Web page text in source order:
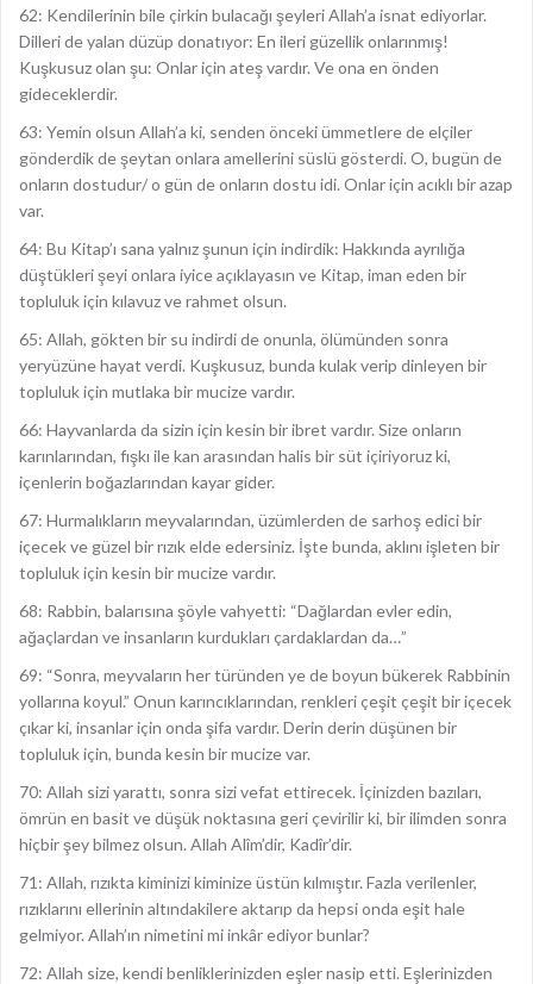
62: Kendilerinin bile çirkin bulacağı şeyleri Allah’a isnat ediyorlar.
Dilleri de yalan düzüp donatıyor: En ileri güzellik onlarınmış!
Kuşkusuz olan şu: Onlar için ateş vardır. Ve ona en önden
gideceklerdir.
63: Yemin olsun Allah’a ki, senden önceki ümmetlere de elçiler
gönderdik de şeytan onlara amellerini süslü gösterdi. O, bugün de
onların dostudur/ o gün de onların dostu idi. Onlar için acıklı bir azap
var.
64: Bu Kitap’ı sana yalnız şunun için indirdik: Hakkında ayrılığa
düştükleri şeyi onlara iyice açıklayasın ve Kitap, iman eden bir
topluluk için kılavuz ve rahmet olsun.
65: Allah, gökten bir su indirdi de onunla, ölümünden sonra
yeryüzüne hayat verdi. Kuşkusuz, bunda kulak verip dinleyen bir
topluluk için mutlaka bir mucize vardır.
66: Hayvanlarda da sizin için kesin bir ibret vardır. Size onların
karınlarından, fışkı ile kan arasından halis bir süt içiriyoruz ki,
içenlerin boğazlarından kayar gider.
67: Hurmalıkların meyvalarından, üzümlerden de sarhoş edici bir
içecek ve güzel bir rızık elde edersiniz. İşte bunda, aklını işleten bir
topluluk için kesin bir mucize vardır.
68: Rabbin, balarısına şöyle vahyetti: “Dağlardan evler edin,
ağaçlardan ve insanların kurdukları çardaklardan da…”
69: “Sonra, meyvaların her türünden ye de boyun bükerek Rabbinin
yollarına koyul.” Onun karıncıklarından, renkleri çeşit çeşit bir içecek
çıkar ki, insanlar için onda şifa vardır. Derin derin düşünen bir
topluluk için, bunda kesin bir mucize var.
70: Allah sizi yarattı, sonra sizi vefat ettirecek. İçinizden bazıları,
ömrün en basit ve düşük noktasına geri çevirilir ki, bir ilimden sonra
hiçbir şey bilmez olsun. Allah Alîm’dir, Kadîr’dir.
71: Allah, rızıkta kiminizi kiminize üstün kılmıştır. Fazla verilenler,
rızıklarını ellerinin altındakilere aktarıp da hepsi onda eşit hale
gelmiyor. Allah’ın nimetini mi inkâr ediyor bunlar?
72: Allah size, kendi benliklerinizden eşler nasip etti. Eşlerinizden